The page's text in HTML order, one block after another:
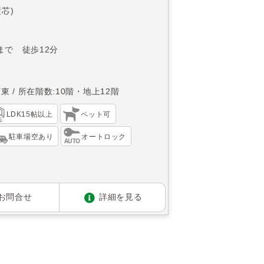
)
で 徒歩12分
所在階数:10階・地上12階
LDK15帖以上 ペット可
駐車場空あり オートロック
問合せ 詳細を見る